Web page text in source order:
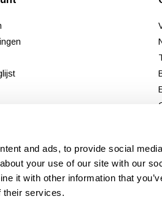
and ads, to provide social
your use of our site with our
it with other information that
their services.